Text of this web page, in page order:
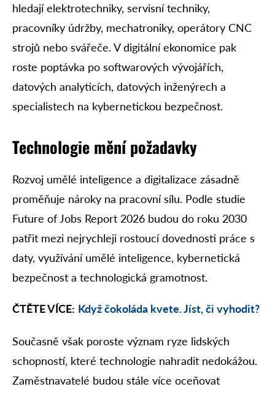
hledají elektrotechniky, servisní techniky,
pracovníky údržby, mechatroniky, operátory CNC
strojů nebo svářeče. V digitální ekonomice pak
roste poptávka po softwarových vývojářích,
datových analyticích, datových inženýrech a
specialistech na kybernetickou bezpečnost.
Technologie mění požadavky
Rozvoj umělé inteligence a digitalizace zásadně
proměňuje nároky na pracovní sílu. Podle studie
Future of Jobs Report 2026 budou do roku 2030
patřit mezi nejrychleji rostoucí dovednosti práce s
daty, využívání umělé inteligence, kybernetická
bezpečnost a technologická gramotnost.
ČTĚTE VÍCE: Když čokoláda kvete. Jíst, či vyhodit?
Současně však poroste význam ryze lidských
schopností, které technologie nahradit nedokážou.
Zaměstnavatelé budou stále více oceňovat